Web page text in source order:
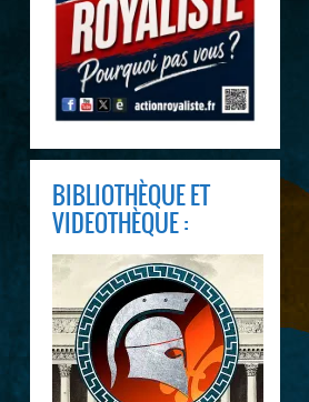
BIBLIOTHÈQUE ET
VIDEOTHÈQUE :